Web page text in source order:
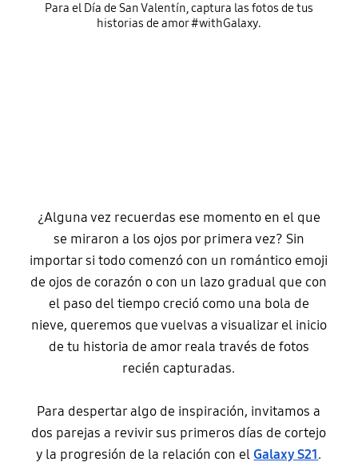
Para el Día de San Valentín, captura las fotos de tus
historias de amor #withGalaxy.
¿Alguna vez recuerdas ese momento en el que
se miraron a los ojos por primera vez? Sin
importar si todo comenzó con un romántico emoji
de ojos de corazón o con un lazo gradual que con
el paso del tiempo creció como una bola de
nieve, queremos que vuelvas a visualizar el inicio
de tu historia de amor reala través de fotos
recién capturadas.
Para despertar algo de inspiración, invitamos a
dos parejas a revivir sus primeros días de cortejo
y la progresión de la relación con el Galaxy S21.